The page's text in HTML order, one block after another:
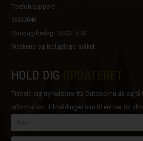
Telefon support:
96812040
Mandag-fredag: 10.00-15.30
Weekend og helligdage: lukket
HOLD DIG
Tilmeld dig nyhedsbrev fra Outdoornu.dk og
information. Tilmeldingen kan til enhver tid